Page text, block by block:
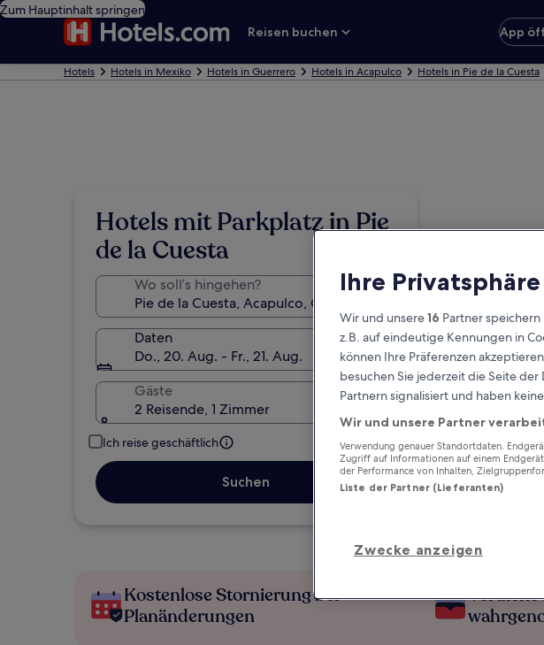
Zum Hauptinhalt springen
Reisen buchen
App
Hotels Hotels in Mexiko Hotels in Guerrero Hotels in Acapulco Hotels in Pie de la Cuesta
Hotels mit Parkplatz in Pie
de la Cuesta
Wo soll’s hingehen?
Daten
Do., 20. Aug. - Fr., 21. Aug.
Gäste
2 Reisende, 1 Zimmer
Ich reise geschäftlich
Suchen
Kostenlose Stornierung bei
Planänderungen
Ihre
Wir und unsere16 Partner
z.B. auf eindeutige Kennungen in
können Ihre Präferenzen
besuchen Sie jederzeit die Seite
Partnern signalisiert und haben
Wir und unsere Partner
Verwendung genauer Standortdaten.
Zugriff auf Informationen auf einem
der Performance von Inhalten,
Liste der Partner (Lieferanten)
Zwecke anzeigen